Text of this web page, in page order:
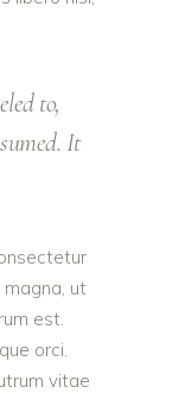
to,
It
ut
est.
orci.
vitae